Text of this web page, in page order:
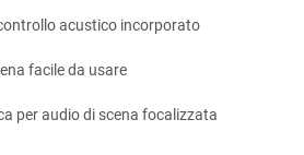
acustico incorporato
facile da usare
per audio di scena focalizzata